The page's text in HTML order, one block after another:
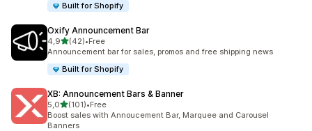
Built for Shopify
Oxify Announcement Bar
4,95 yıldız üzerinden
(42)
toplam 42 değerlendirme
•Free
Announcement bar for sales, promos and free shipping news
Built for Shopify
XB: Announcement Bars & Banner
5,05 yıldız üzerinden
(101)
toplam 101 değerlendirme
•Free
Boost sales with Annoucement Bar, Marquee and Carousel
Banners